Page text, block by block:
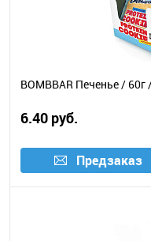
BOMBBAR Печенье /
6.40 руб.
Предзаказ